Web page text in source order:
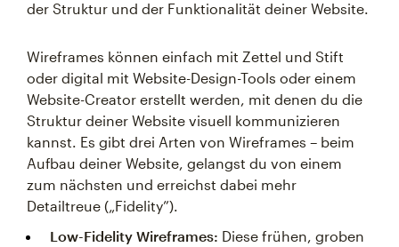
der Struktur und der Funktionalität deiner Website.
Wireframes können einfach mit Zettel und Stift
oder digital mit Website-Design-Tools oder einem
Website-Creator erstellt werden, mit denen du die
Struktur deiner Website visuell kommunizieren
kannst. Es gibt drei Arten von Wireframes – beim
Aufbau deiner Website, gelangst du von einem
zum nächsten und erreichst dabei mehr
Detailtreue („Fidelity”).
Low-Fidelity Wireframes: Diese frühen, groben